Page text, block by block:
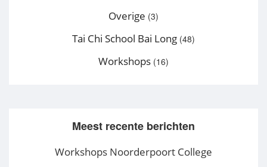
Overige (3)
Tai Chi School Bai Long (48)
Workshops (16)
Meest recente berichten
Workshops Noorderpoort College